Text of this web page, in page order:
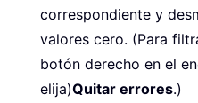
correspondiente y
valores cero. (Para
botón derecho en el
elija)Quitar errores.)